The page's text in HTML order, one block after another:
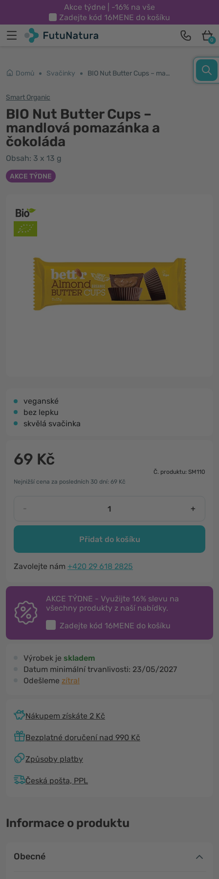
Akce týdne | -16% na vše
Zadejte kód 16MENE do košíku
0
Domů Svačinky BIO Nut Butter Cups – mandlová pomazánka a čokoláda
Smart Organic
BIO Nut Butter Cups –
mandlová pomazánka a
čokoláda
Obsah: 3 x 13 g
AKCE TÝDNE
veganské
bez lepku
skvělá svačinka
69 Kč
Č. produktu: SM110
Nejnižší cena za posledních 30 dní: 69 Kč
- +
Přidat do košíku
Zavolejte nám +420 29 618 2825
AKCE TÝDNE - Využijte 16% slevu na
všechny produkty z naší nabídky.
Zadejte kód 16MENE do košíku
Výrobek je skladem
Datum minimální trvanlivosti: 23/05/2027
Odešleme zítra!
Nákupem získáte 2 Kč
Bezplatné doručení nad 990 Kč
Způsoby platby
Česká pošta, PPL
Informace o produktu
Obecné